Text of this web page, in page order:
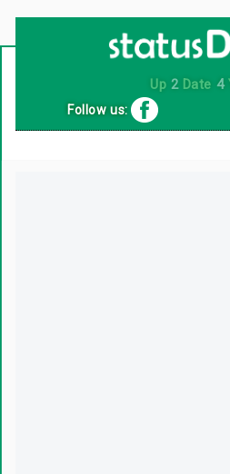
Up 2Date 4
Follow us: